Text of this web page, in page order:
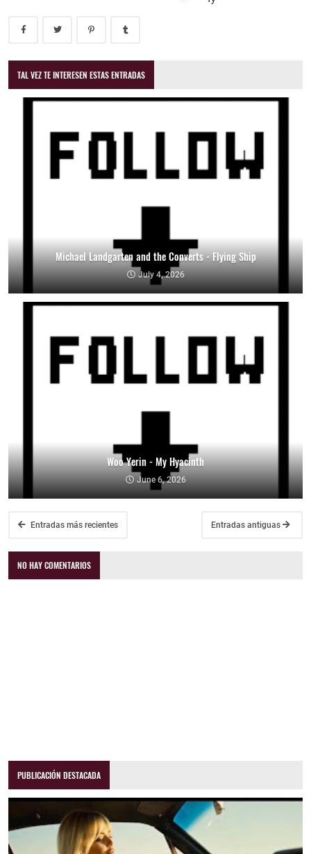
TAL VEZ TE INTERESEN ESTAS ENTRADAS
Michael Landgarten and the Converts - Flying Ship
July 4, 2026
Woo Yerin - My Hyacinth
June 6, 2026
Entradas más recientes Entradas antiguas
NO HAY COMENTARIOS
PUBLICACIÓN DESTACADA